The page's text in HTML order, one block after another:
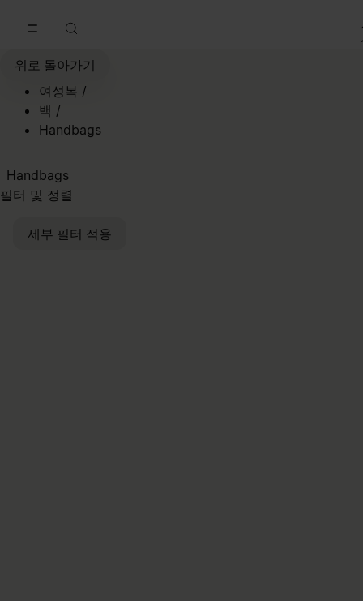
위로 돌아가기
여성복 /
백 /
Handbags
Handbags
필터 및 정렬
세부 필터 적용